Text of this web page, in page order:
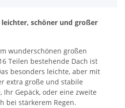
schöner und großer
wunderschönen großen
Teilen bestehende Dach ist
besonders leichte, aber mit
extra große und stabile
Ihr Gepäck, oder eine zweite
bei stärkerem Regen.